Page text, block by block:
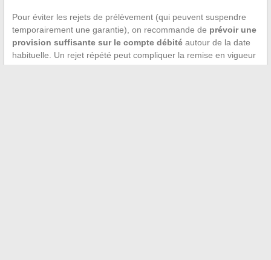
Pour éviter les rejets de prélèvement (qui peuvent suspendre
temporairement une garantie), on recommande de prévoir une
provision suffisante sur le compte débitéautour de la date
habituelle. Un rejet répété peut compliquer la remise en vigueur